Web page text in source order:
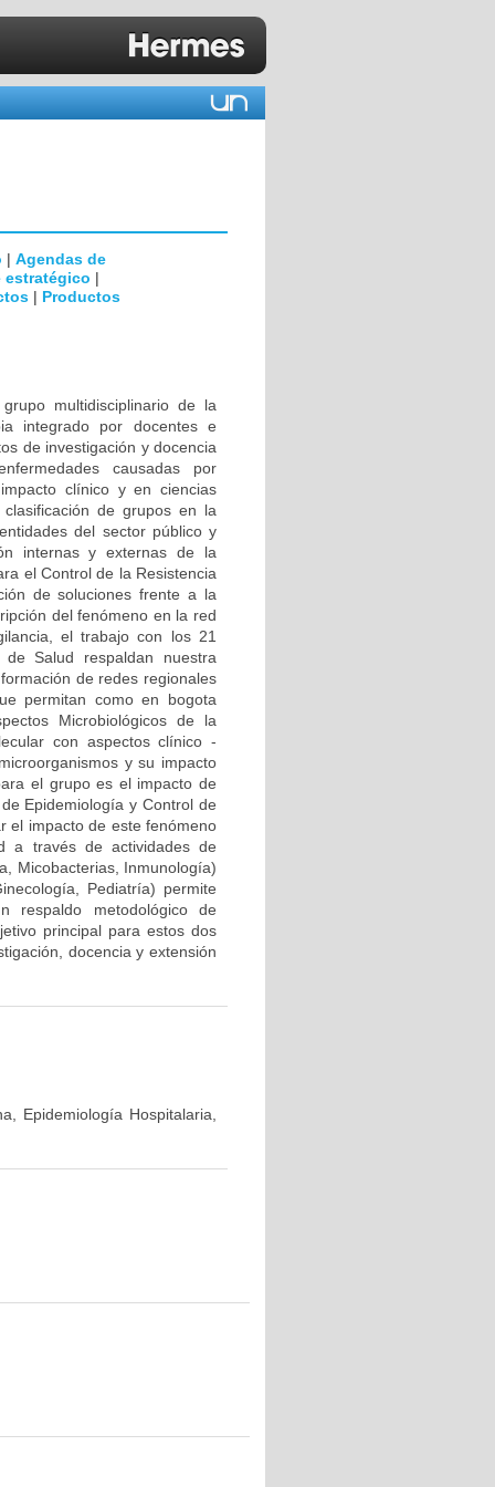
| Agendas de
estratégico |
| Productos
multidisciplinario de la
integrado por docentes e
de investigación y docencia
causadas por
clínico y en ciencias
de grupos en la
del sector público y
internas y externas de la
el Control de la Resistencia
de soluciones frente a la
del fenómeno en la red
el trabajo con los 21
Salud respaldan nuestra
de redes regionales
permitan como en bogota
Microbiológicos de la
con aspectos clínico -
y su impacto
el grupo es el impacto de
Epidemiología y Control de
el impacto de este fenómeno
a través de actividades de
Micobacterias, Inmunología)
Pediatría) permite
respaldo metodológico de
principal para estos dos
docencia y extensión
Epidemiología Hospitalaria,